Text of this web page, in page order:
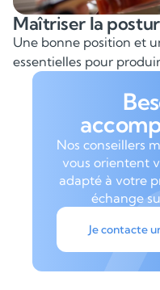
Maîtriser la
Une bonne position et
essentielles pour
Nos conseillers
vous orientent
adapté à votre
échange
Je contacte